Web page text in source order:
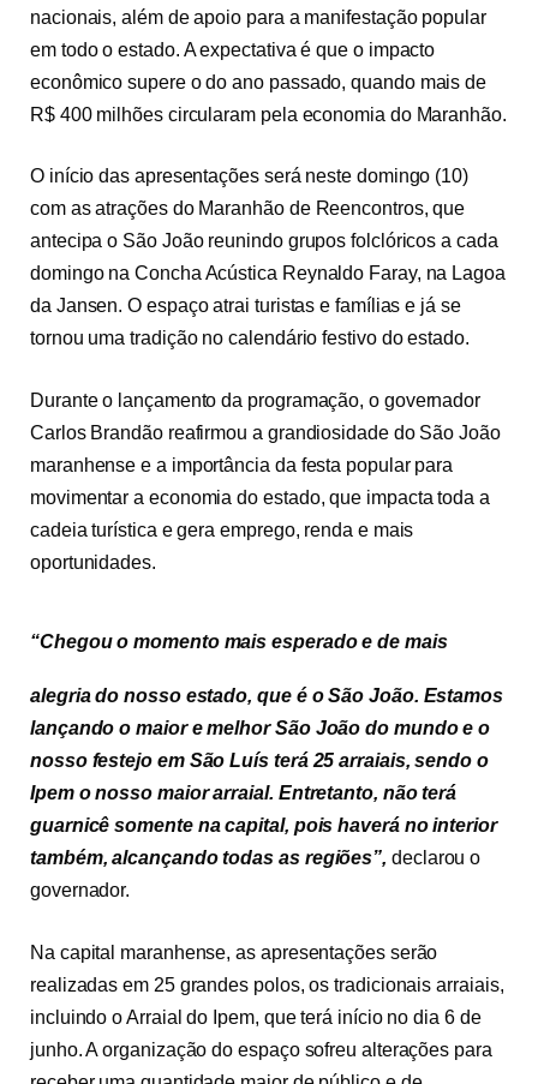
nacionais, além de apoio para a manifestação popular
em todo o estado. A expectativa é que o impacto
econômico supere o do ano passado, quando mais de
R$ 400 milhões circularam pela economia do Maranhão.
O início das apresentações será neste domingo (10)
com as atrações do Maranhão de Reencontros, que
antecipa o São João reunindo grupos folclóricos a cada
domingo na Concha Acústica Reynaldo Faray, na Lagoa
da Jansen. O espaço atrai turistas e famílias e já se
tornou uma tradição no calendário festivo do estado.
Durante o lançamento da programação, o governador
Carlos Brandão reafirmou a grandiosidade do São João
maranhense e a importância da festa popular para
movimentar a economia do estado, que impacta toda a
cadeia turística e gera emprego, renda e mais
oportunidades.
“Chegou o momento mais esperado e de mais
alegria do nosso estado, que é o São João. Estamos
lançando o maior e melhor São João do mundo e o
nosso festejo em São Luís terá 25 arraiais, sendo o
Ipem o nosso maior arraial. Entretanto, não terá
guarnicê somente na capital, pois haverá no interior
também, alcançando todas as regiões”, declarou o
governador.
Na capital maranhense, as apresentações serão
realizadas em 25 grandes polos, os tradicionais arraiais,
incluindo o Arraial do Ipem, que terá início no dia 6 de
junho. A organização do espaço sofreu alterações para